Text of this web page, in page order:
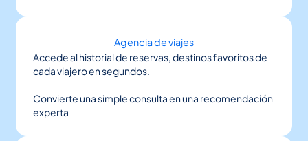
Agencia de viajes
Accede al historial de reservas, destinos favoritos de
cada viajero en segundos.
Convierte una simple consulta en una recomendación
experta